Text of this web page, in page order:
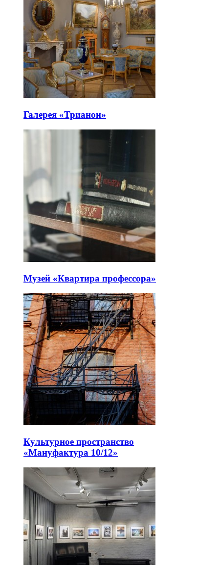
Галерея «Трианон»
Музей «Квартира профессора»
Культурное пространство
«Мануфактура 10/12»